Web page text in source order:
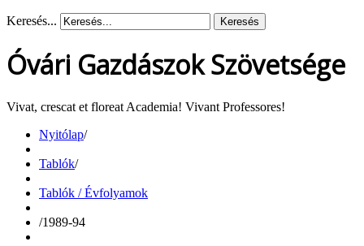
Keresés... Keresés
Óvári Gazdászok Szövetsége
Vivat, crescat et floreat Academia! Vivant Professores!
Nyitólap/
Tablók/
Tablók / Évfolyamok
/1989-94